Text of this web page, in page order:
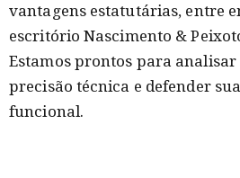
vantagens estatutárias, entre
escritório Nascimento &
Estamos prontos para analisar
precisão técnica e defender
funcional.